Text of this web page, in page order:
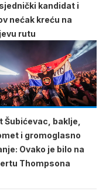
kandidat i
nećak kreću na
rutu
Šubićevac, baklje,
i gromoglasno
Ovako je bilo na
Thompsona